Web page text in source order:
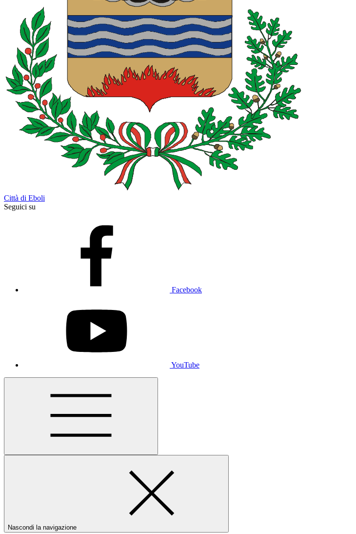
Città di Eboli
Seguici su
Facebook
YouTube
Nascondi la navigazione